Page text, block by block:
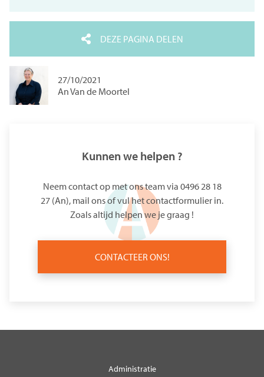
DEZE PAGINA DELEN
27/10/2021
An Van de Moortel
Kunnen we helpen ?
Neem contact op met ons team via 0496 28 18
27 (An), mail onsof vul hetcontactformulier in.
Zoals altijd helpen we je graag !
CONTACTEER ONS!
Administratie